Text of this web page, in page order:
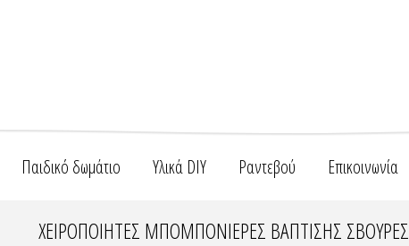
Παιδικό δωμάτιο Υλικά DIY Ραντεβού Επικοινωνία
ΧΕΙΡΟΠΟΊΗΤΕΣ ΜΠΟΜΠΟΝΙΈΡΕΣ ΒΆΠΤΙΣΗΣ ΣΒΟΎΡΕΣ